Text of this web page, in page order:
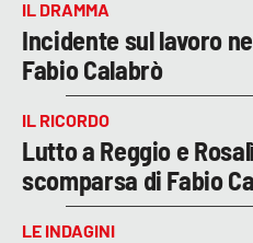
IL DRAMMA
Incidente sul lavoro
Fabio Calabrò
IL RICORDO
Lutto a Reggio e
scomparsa di Fabio
LE INDAGINI